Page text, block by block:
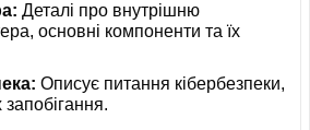
Деталі про внутрішню
основні компоненти та їх
Описує питання кібербезпеки,
запобігання.